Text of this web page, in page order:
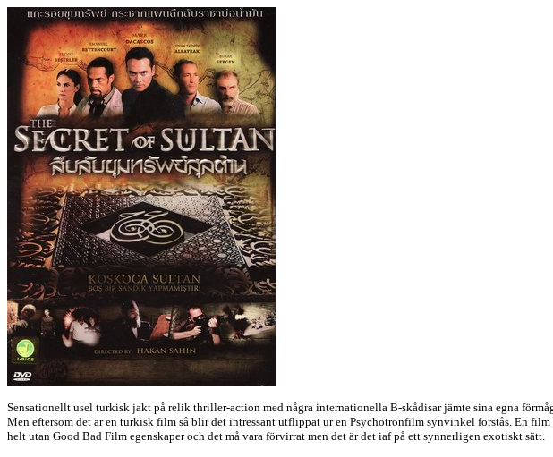
Sensationellt usel turkisk jakt på relik thriller-action med några internationella B-skådisar jämte sina egna
Men eftersom det är en turkisk film så blir det intressant utflippat ur en Psychotronfilm synvinkel förstås. En
helt utan Good Bad Film egenskaper och det må vara förvirrat men det är det iaf på ett synnerligen exotiskt sätt.